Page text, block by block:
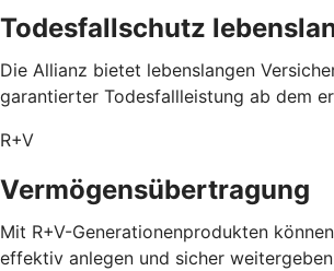
Todesfallschutz
Die Allianz bietet lebenslangen
garantierter Todesfallleistung ab dem
R+V
Vermögensübertragung
Mit R+V-Generationenprodukten
effektiv anlegen und sicher